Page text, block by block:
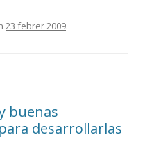
23 febrer 2009.
buenas
desarrollarlas